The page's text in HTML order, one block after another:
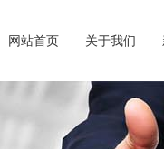
网站首页 关于我们